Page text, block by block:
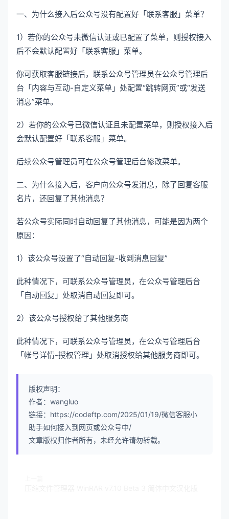
一、为什么接入后公众号没有配置好「联系客服」菜单？
1）若你的公众号未微信认证或已配置了菜单，则授权接入
后不会默认配置好「联系客服」菜单。
你可获取客服链接后，联系公众号管理员在公众号管理后
台「内容与互动-自定义菜单」处配置“跳转网页”或“发送
消息”菜单。
2）若你的公众号已微信认证且未配置菜单，则授权接入后
会默认配置好「联系客服」菜单。
后续公众号管理员可在公众号管理后台修改菜单。
二、为什么接入后，客户向公众号发消息，除了回复客服
名片，还回复了其他消息？
若公众号实际同时自动回复了其他消息，可能是因为两个
原因：
1）该公众号设置了“自动回复-收到消息回复”
此种情况下，可联系公众号管理员，在公众号管理后台
「自动回复」处取消自动回复即可。
2）该公众号授权给了其他服务商
此种情况下，可联系公众号管理员，在公众号管理后台
「帐号详情-授权管理」处取消授权给其他服务商即可。
版权声明：
作者：wangluo
链接：https://codeftp.com/2025/01/19/微信客服小
助手如何接入到网页或公众号中/
文章版权归作者所有，未经允许请勿转载。